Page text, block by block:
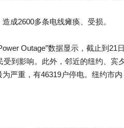
成2600多条电线瘫痪、受损。
Outage”数据显示，截止到21
受到影响。此外，邻近的纽约、宾
严重，有46319户停电。纽约市